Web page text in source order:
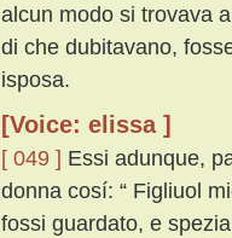
alcun modo si trovava
di che dubitavano,
isposa.
[Voice: elissa ]
[ 049 ] Essi adunque,
donna cosí: “ Figliuol
fossi guardato, e